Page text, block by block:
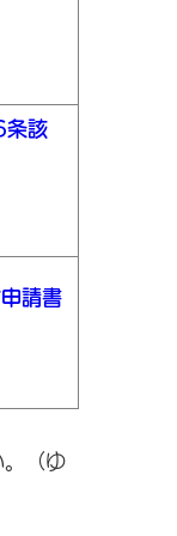
条該
請書
。（ゆ